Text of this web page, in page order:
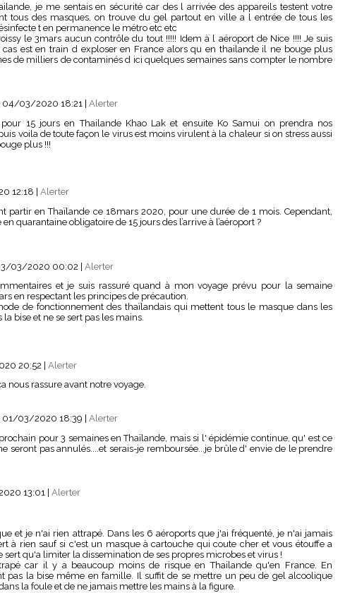
je me sentais en sécurité car des l arrivée des appareils testent votre
tous des masques, on trouve du gel partout en ville a l entrée de tous les
t en permanence le métro etc etc
le 3mars aucun contrôle du tout !!!!! Idem à l aéroport de Nice !!!! Je suis
cas est en train d exploser en France alors qu en thailande il ne bouge plus
de milliers de contaminés d ici quelques semaines sans compter le nombre
04/03/2020 18:21
Alerter
15 jours en Thailande Khao Lak et ensuite Ko Samui on prendra nos
voila de toute façon le virus est moins virulent à la chaleur si on stress aussi
plus !!!
12:18
Alerter
partir en Thaïlande ce 18mars 2020, pour une durée de 1 mois. Cependant,
quarantaine obligatoire de 15 jours des l’arrive à l’aéroport ?
03/2020 00:02 | Alerter
et je suis rassuré quand à mon voyage prévu pour la semaine
en respectant les principes de précaution.
de fonctionnement des thaïlandais qui mettent tous le masque dans les
bise et ne se sert pas les mains.
20:52 | Alerter
nous rassure avant notre voyage.
01/03/2020 18:39
Alerter
pour 3 semaines en Thaïlande, mais si l' épidémie continue, qu' est ce
seront pas annulés....et serais-je remboursée...je brûle d' envie de le prendre
13:01
Alerter
et je n'ai rien attrapé. Dans les 6 aéroports que j'ai fréquenté, je n'ai jamais
à rien sauf si c'est un masque à cartouche qui coute cher et vous étouffe a
sert qu'a limiter la dissemination de ses propres microbes et virus !
car il y a beaucoup moins de risque en Thailande qu'en France. En
pas la bise même en famille. Il suffit de se mettre un peu de gel alcoolique
la foule et de ne jamais mettre les mains à la figure.